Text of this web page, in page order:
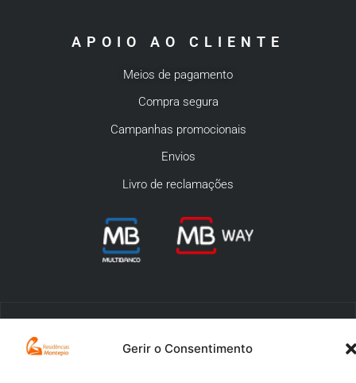
Gerir o Consentimento
APOIO AO CLIENTE
Meios de pagamento
Compra segura
Campanhas promocionais
Envios
Livro de reclamações